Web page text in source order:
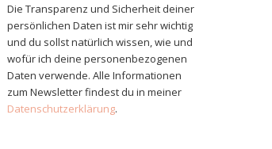
Die Transparenz und Sicherheit deiner
persönlichen Daten ist mir sehr wichtig
und du sollst natürlich wissen, wie und
wofür ich deine personenbezogenen
Daten verwende. Alle Informationen
zum Newsletter findest du in meiner
Datenschutzerklärung.